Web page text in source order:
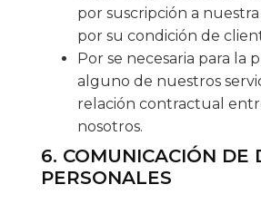
por suscripción a
por su condición de
Por se necesaria para la
alguno de nuestros
relación contractual
nosotros.
6. COMUNICACIÓN DE
PERSONALES